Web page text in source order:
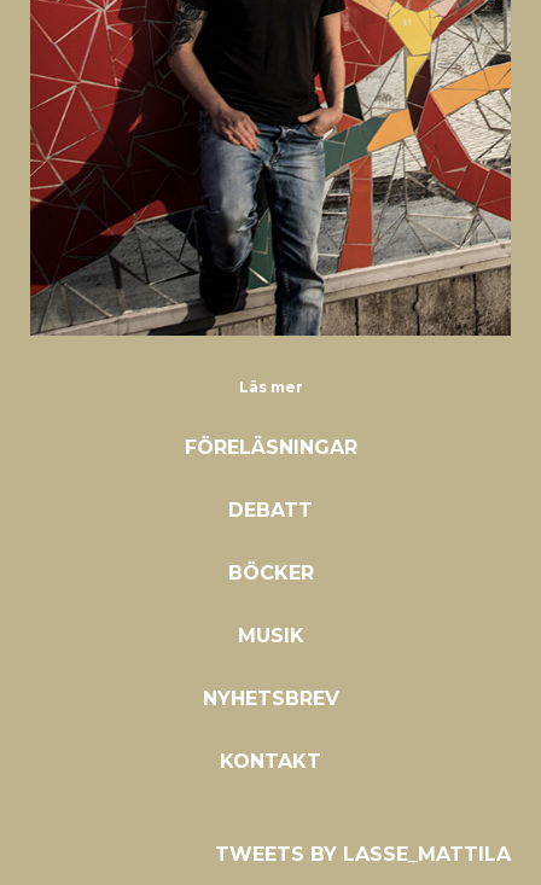
Läs mer
FÖRELÄSNINGAR
DEBATT
BÖCKER
MUSIK
NYHETSBREV
KONTAKT
TWEETS BY LASSE_MATTILA